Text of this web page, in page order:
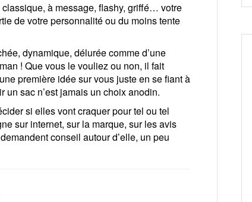
à message, flashy, griffé… votre
de votre personnalité ou du moins tente
dynamique, délurée comme d’une
! Que vous le vouliez ou non, il fait
première idée sur vous juste en se fiant à
sac n’est jamais un choix anodin.
si elles vont craquer pour tel ou tel
sur internet, sur la marque, sur les avis
conseil autour d’elle, un peu